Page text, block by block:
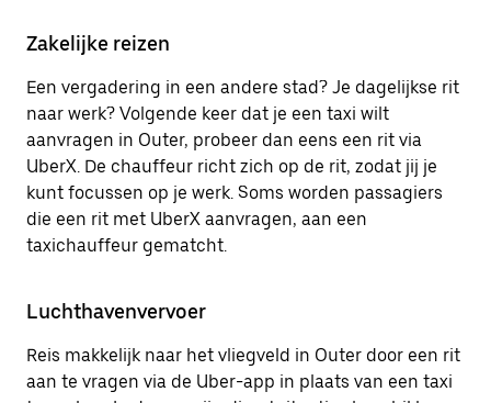
Zakelijke reizen
Een vergadering in een andere stad? Je dagelijkse rit
naar werk? Volgende keer dat je een taxi wilt
aanvragen in Outer, probeer dan eens een rit via
UberX. De chauffeur richt zich op de rit, zodat jij je
kunt focussen op je werk. Soms worden passagiers
die een rit met UberX aanvragen, aan een
taxichauffeur gematcht.
Luchthavenvervoer
Reis makkelijk naar het vliegveld in Outer door een rit
aan te vragen via de Uber-app in plaats van een taxi